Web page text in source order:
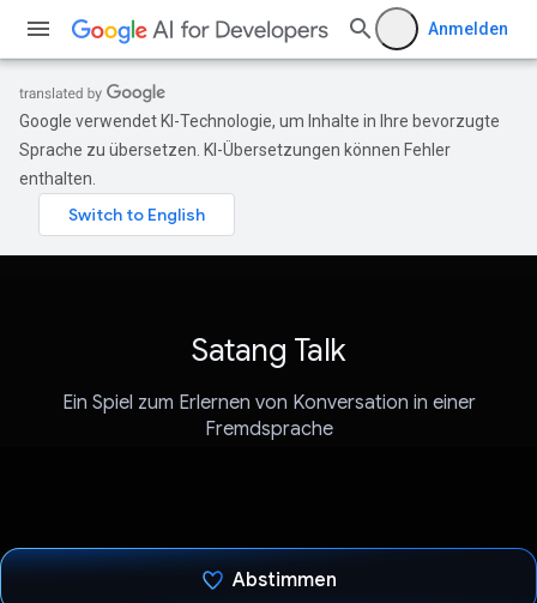
Anmelden
Google verwendet KI-Technologie, um Inhalte in Ihre bevorzugte
Sprache zu übersetzen. KI-Übersetzungen können Fehler
enthalten.
Satang Talk
Ein Spiel zum Erlernen von Konversation in einer
Fremdsprache
Abstimmen